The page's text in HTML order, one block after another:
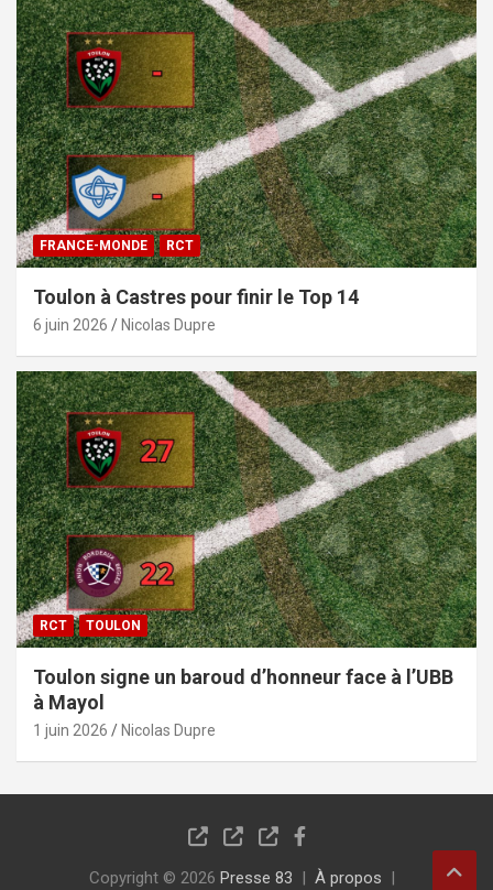
FRANCE-MONDE RCT
Toulon à Castres pour finir le Top 14
6 juin 2026 Nicolas Dupre
RCT TOULON
Toulon signe un baroud d’honneur face à l’UBB
à Mayol
1 juin 2026 Nicolas Dupre
Copyright © 2026 Presse 83 À propos